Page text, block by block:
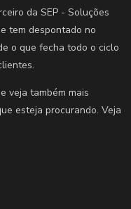
da SEP - Soluções
tem despontado no
o que fecha todo o ciclo
veja também mais
esteja procurando. Veja